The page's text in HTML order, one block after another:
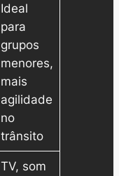
Ideal
para
grupos
menores,
mais
agilidade
no
trânsito
TV, som